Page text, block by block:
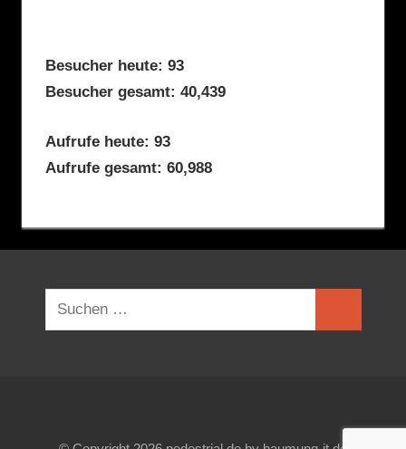
Besucher heute: 93
Besucher gesamt: 40,439
Aufrufe heute: 93
Aufrufe gesamt: 60,988
Suchen
nach: